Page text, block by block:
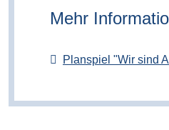
Mehr
Planspiel "Wir sind